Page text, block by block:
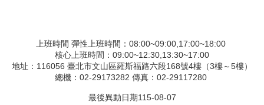
上班時間 彈性上班時間：08:00~09:00,17:00~18:00
核心上班時間：09:00~12:30,13:30~17:00
地址：116056 臺北市文山區羅斯福路六段168號4樓（3樓～5樓）
總機：02-29173282 傳真：02-29117280
最後異動日期115-08-07